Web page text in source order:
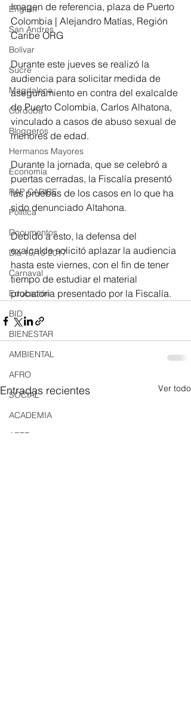
English
San Andres
Bolívar
Sucre
Magdalena
Córdoba
Bloggeros
Hermanos Mayores
Economía
RAP CARIBE
Política
Documentos
Día 10/10 2017
Carnaval
Educación
BID
BIENESTAR
AMBIENTAL
AFRO
SOCIAL
ACADEMIA
ARTE
Imagen de referencia, plaza de Puerto
Colombia | Alejandro Matías, Región
Caribe ORG
Durante este jueves se realizó la
audiencia para solicitar medida de
aseguramiento en contra del exalcalde
de Puerto Colombia, Carlos Alhatona,
vinculado a casos de abuso sexual de
menores de edad.
Durante la jornada, que se celebró a
puertas cerradas, la Fiscalía presentó
las pruebas de los casos en lo que ha
sido denunciado Altahona.
Debido a esto, la defensa del
exalcalde solicitó aplazar la audiencia
hasta este viernes, con el fin de tener
tiempo de estudiar el material
probatoria presentado por la Fiscalía.
Entradas recientes Ver todo